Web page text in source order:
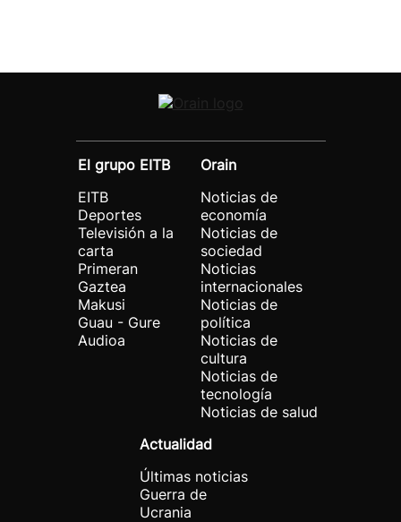
El grupo EITB
EITB
Deportes
Televisión a la
carta
Primeran
Gaztea
Makusi
Guau - Gure
Audioa
Orain
Noticias de
economía
Noticias de
sociedad
Noticias
internacionales
Noticias de
política
Noticias de
cultura
Noticias de
tecnología
Noticias de salud
Actualidad
Últimas noticias
Guerra de
Ucrania